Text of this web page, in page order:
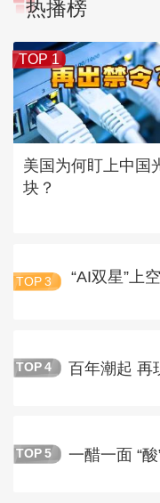
热播榜
TOP 1
美国为何盯上中国
块？
TOP 3 “AI双星”上
TOP 4 百年潮起 再
TOP 5 一醋一面 “